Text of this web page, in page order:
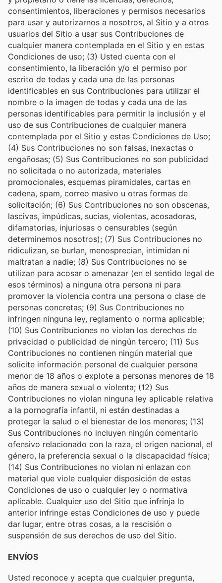
consentimientos, liberaciones y permisos necesarios
para usar y autorizarnos a nosotros, al Sitio y a otros
usuarios del Sitio a usar sus Contribuciones de
cualquier manera contemplada en el Sitio y en estas
Condiciones de uso; (3) Usted cuenta con el
consentimiento, la liberación y/o el permiso por
escrito de todas y cada una de las personas
identificables en sus Contribuciones para utilizar el
nombre o la imagen de todas y cada una de las
personas identificables para permitir la inclusión y el
uso de sus Contribuciones de cualquier manera
contemplada por el Sitio y estas Condiciones de Uso;
(4) Sus Contribuciones no son falsas, inexactas o
engañosas; (5) Sus Contribuciones no son publicidad
no solicitada o no autorizada, materiales
promocionales, esquemas piramidales, cartas en
cadena, spam, correo masivo u otras formas de
solicitación; (6) Sus Contribuciones no son obscenas,
lascivas, impúdicas, sucias, violentas, acosadoras,
difamatorias, injuriosas o censurables (según
determinemos nosotros); (7) Sus Contribuciones no
ridiculizan, se burlan, menosprecian, intimidan ni
maltratan a nadie; (8) Sus Contribuciones no se
utilizan para acosar o amenazar (en el sentido legal de
esos términos) a ninguna otra persona ni para
promover la violencia contra una persona o clase de
personas concretas; (9) Sus Contribuciones no
infringen ninguna ley, reglamento o norma aplicable;
(10) Sus Contribuciones no violan los derechos de
privacidad o publicidad de ningún tercero; (11) Sus
Contribuciones no contienen ningún material que
solicite información personal de cualquier persona
menor de 18 años o explote a personas menores de 18
años de manera sexual o violenta; (12) Sus
Contribuciones no violan ninguna ley aplicable relativa
a la pornografía infantil, ni están destinadas a
proteger la salud o el bienestar de los menores; (13)
Sus Contribuciones no incluyen ningún comentario
ofensivo relacionado con la raza, el origen nacional, el
género, la preferencia sexual o la discapacidad física;
(14) Sus Contribuciones no violan ni enlazan con
material que viole cualquier disposición de estas
Condiciones de uso o cualquier ley o normativa
aplicable. Cualquier uso del Sitio que infrinja lo
anterior infringe estas Condiciones de uso y puede
dar lugar, entre otras cosas, a la rescisión o
suspensión de sus derechos de uso del Sitio.
ENVÍOS
Usted reconoce y acepta que cualquier pregunta,